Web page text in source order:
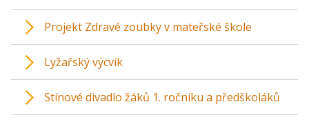
Projekt Zdravé zoubky v mateřské škole
Lyžařský výcvik
Stínové divadlo žáků 1. ročníku a předškoláků